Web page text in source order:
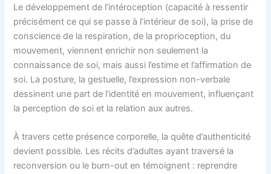
Le développement de l’intéroception (capacité à ressentir
précisément ce qui se passe à l’intérieur de soi), la prise de
conscience de la respiration, de la proprioception, du
mouvement, viennent enrichir non seulement la
connaissance de soi, mais aussi l’estime et l’affirmation de
soi. La posture, la gestuelle, l’expression non-verbale
dessinent une part de l’identité en mouvement, influençant
la perception de soi et la relation aux autres.
À travers cette présence corporelle, la quête d’authenticité
devient possible. Les récits d’adultes ayant traversé la
reconversion ou le burn-out en témoignent : reprendre